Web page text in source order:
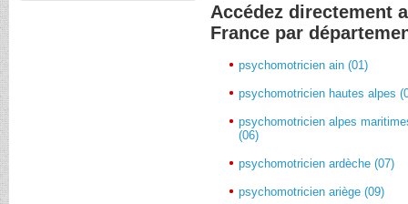
Accédez directement
France par
psychomotricien ain (01)
psychomotricien hautes alpes
psychomotricien alpes
(06)
psychomotricien ardèche (07)
psychomotricien ariège (09)